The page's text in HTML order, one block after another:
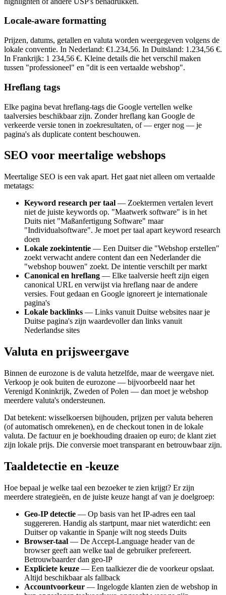
Locale-aware formatting
Prijzen, datums, getallen en valuta worden weergegeven volgens de
lokale conventie. In Nederland: €1.234,56. In Duitsland: 1.234,56 €.
In Frankrijk: 1 234,56 €. Kleine details die het verschil maken
tussen "professioneel" en "dit is een vertaalde webshop".
Hreflang tags
Elke pagina bevat hreflang-tags die Google vertellen welke
taalversies beschikbaar zijn. Zonder hreflang kan Google de
verkeerde versie tonen in zoekresultaten, of — erger nog — je
pagina's als duplicate content beschouwen.
SEO voor meertalige webshops
Meertalige SEO is een vak apart. Het gaat niet alleen om vertaalde
metatags:
Keyword research per taal — Zoektermen vertalen levert
niet de juiste keywords op. "Maatwerk software" is in het
Duits niet "Maßanfertigung Software" maar
"Individualsoftware". Je moet per taal apart keyword research
doen
Lokale zoekintentie — Een Duitser die "Webshop erstellen"
zoekt verwacht andere content dan een Nederlander die
"webshop bouwen" zoekt. De intentie verschilt per markt
Canonical en hreflang — Elke taalversie heeft zijn eigen
canonical URL en verwijst via hreflang naar de andere
versies. Fout gedaan en Google ignoreert je internationale
pagina's
Lokale backlinks — Links vanuit Duitse websites naar je
Duitse pagina's zijn waardevoller dan links vanuit
Nederlandse sites
Valuta en prijsweergave
Binnen de eurozone is de valuta hetzelfde, maar de weergave niet.
Verkoop je ook buiten de eurozone — bijvoorbeeld naar het
Verenigd Koninkrijk, Zweden of Polen — dan moet je webshop
meerdere valuta's ondersteunen.
Dat betekent: wisselkoersen bijhouden, prijzen per valuta beheren
(of automatisch omrekenen), en de checkout tonen in de lokale
valuta. De factuur en je boekhouding draaien op euro; de klant ziet
zijn lokale prijs. Die conversie moet transparant en betrouwbaar zijn.
Taaldetectie en -keuze
Hoe bepaal je welke taal een bezoeker te zien krijgt? Er zijn
meerdere strategieën, en de juiste keuze hangt af van je doelgroep:
Geo-IP detectie — Op basis van het IP-adres een taal
suggereren. Handig als startpunt, maar niet waterdicht: een
Duitser op vakantie in Spanje wilt nog steeds Duits
Browser-taal — De Accept-Language header van de
browser geeft aan welke taal de gebruiker prefereert.
Betrouwbaarder dan geo-IP
Expliciete keuze — Een taalkiezer die de voorkeur opslaat.
Altijd beschikbaar als fallback
Accountvoorkeur — Ingelogde klanten zien de webshop in